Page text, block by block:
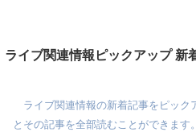
ライブ関連情報ピックアップ 新
ライブ関連情報の新着記事をピック
とその記事を全部読むことができます